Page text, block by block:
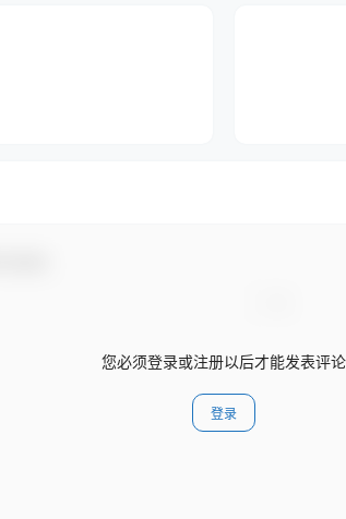
您必须登录或注册以后才能发表评论
登录